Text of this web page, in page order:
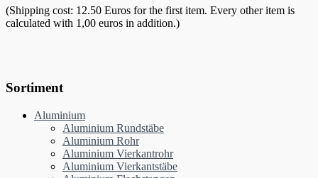
(Shipping cost: 12.50 Euros for the first item. Every other item is
calculated with 1,00 euros in addition.)
Sortiment
Aluminium
Aluminium Rundstäbe
Aluminium Rohr
Aluminium Vierkantrohr
Aluminium Vierkantstäbe